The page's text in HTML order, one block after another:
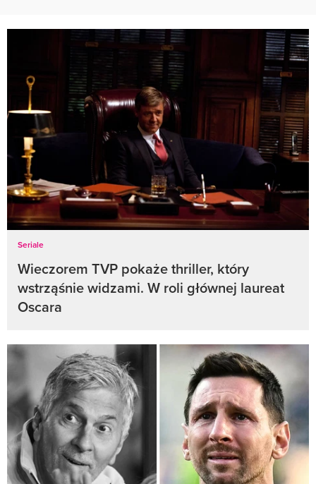
Seriale
Wieczorem TVP pokaże thriller, który
wstrząśnie widzami. W roli głównej laureat
Oscara